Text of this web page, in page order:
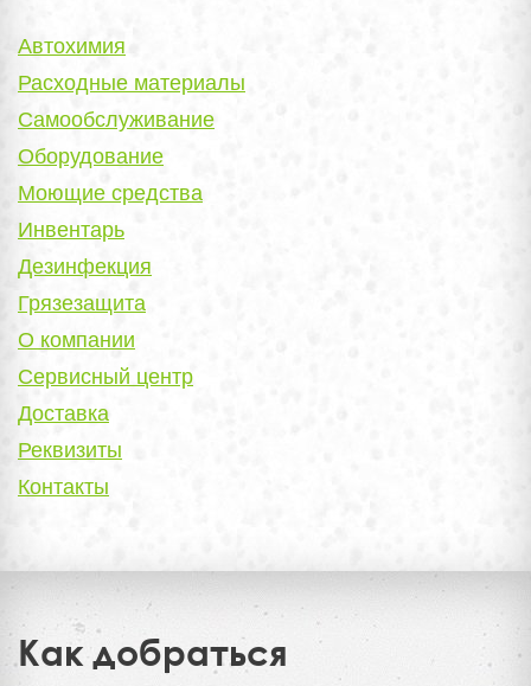
Автохимия
Расходные материалы
Самообслуживание
Оборудование
Моющие средства
Инвентарь
Дезинфекция
Грязезащита
О компании
Сервисный центр
Доставка
Реквизиты
Контакты
Как добраться